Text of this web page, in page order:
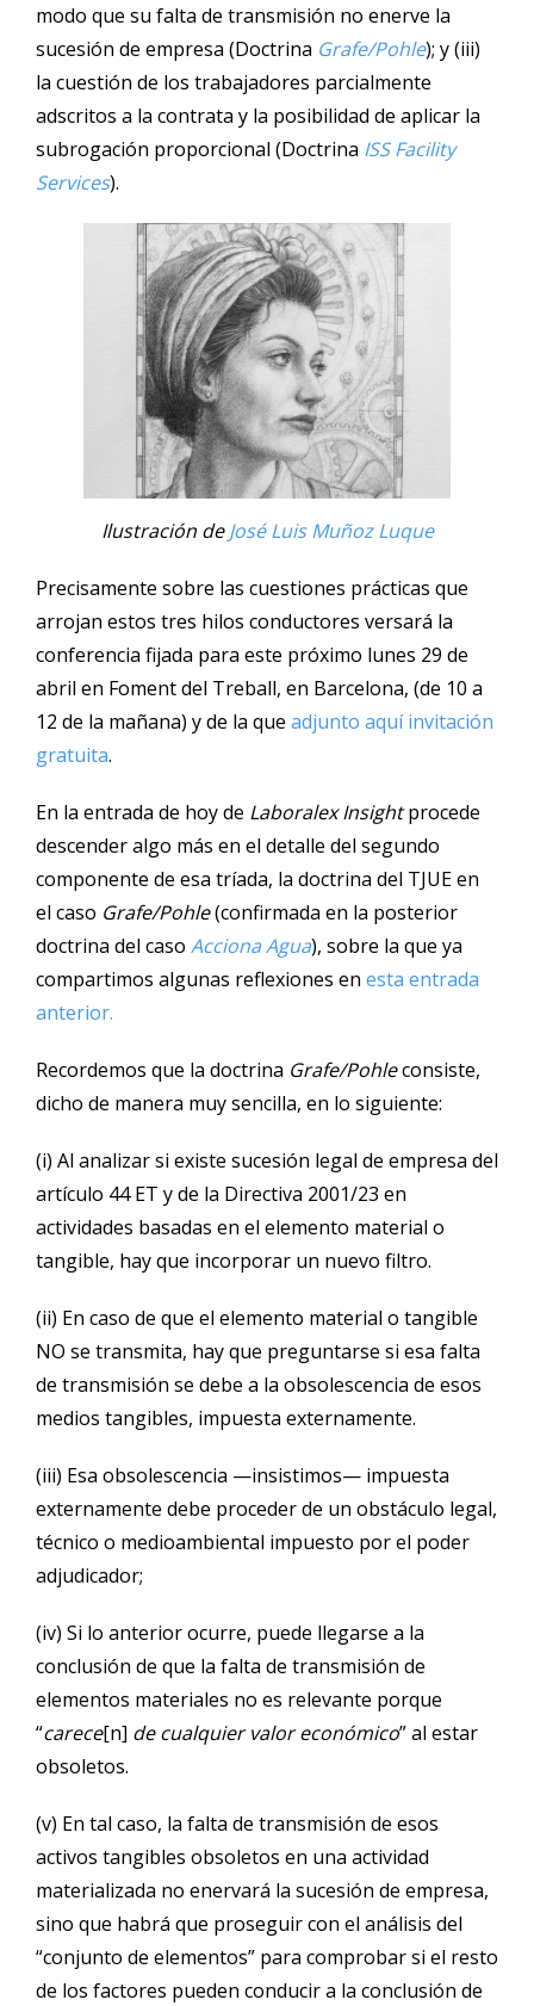
modo que su falta de transmisión no enerve la
sucesión de empresa (Doctrina Grafe/Pohle); y (iii)
la cuestión de los trabajadores parcialmente
adscritos a la contrata y la posibilidad de aplicar la
subrogación proporcional (Doctrina ISS Facility
Services).
Ilustración deJosé Luis Muñoz Luque
Precisamente sobre las cuestiones prácticas que
arrojan estos tres hilos conductores versará la
conferencia fijada para este próximo lunes 29 de
abril en Foment del Treball, en Barcelona, (de 10 a
12 de la mañana) y de la que adjunto aquí invitación
gratuita.
En la entrada de hoy de Laboralex Insightprocede
descender algo más en el detalle del segundo
componente de esa tríada, la doctrina del TJUE en
el caso Grafe/Pohle(confirmada en la posterior
doctrina del caso Acciona Agua), sobre la que ya
compartimos algunas reflexiones en esta entrada
anterior.
Recordemos que la doctrina Grafe/Pohleconsiste,
dicho de manera muy sencilla, en lo siguiente:
(i) Al analizar si existe sucesión legal de empresa del
artículo 44 ET y de la Directiva 2001/23 en
actividades basadas en el elemento material o
tangible, hay que incorporar un nuevo filtro.
(ii) En caso de que el elemento material o tangible
NO se transmita, hay que preguntarse si esa falta
de transmisión se debe a la obsolescencia de esos
medios tangibles, impuesta externamente.
(iii) Esa obsolescencia —insistimos— impuesta
externamente debe proceder de un obstáculo legal,
técnico o medioambiental impuesto por el poder
adjudicador;
(iv) Si lo anterior ocurre, puede llegarse a la
conclusión de que la falta de transmisión de
elementos materiales no es relevante porque
“carece[n] de cualquier valor económico” al estar
obsoletos.
(v) En tal caso, la falta de transmisión de esos
activos tangibles obsoletos en una actividad
materializada no enervará la sucesión de empresa,
sino que habrá que proseguir con el análisis del
“conjunto de elementos” para comprobar si el resto
de los factores pueden conducir a la conclusión de